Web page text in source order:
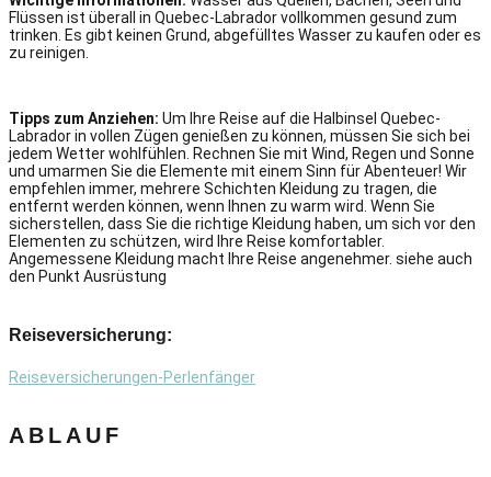
Flüssen ist überall in Quebec-Labrador vollkommen gesund zum
trinken. Es gibt keinen Grund, abgefülltes Wasser zu kaufen oder es
zu reinigen.
Tipps zum Anziehen: Um Ihre Reise auf die Halbinsel Quebec-
Labrador in vollen Zügen genießen zu können, müssen Sie sich bei
jedem Wetter wohlfühlen. Rechnen Sie mit Wind, Regen und Sonne
und umarmen Sie die Elemente mit einem Sinn für Abenteuer! Wir
empfehlen immer, mehrere Schichten Kleidung zu tragen, die
entfernt werden können, wenn Ihnen zu warm wird. Wenn Sie
sicherstellen, dass Sie die richtige Kleidung haben, um sich vor den
Elementen zu schützen, wird Ihre Reise komfortabler.
Angemessene Kleidung macht Ihre Reise angenehmer. siehe auch
den Punkt Ausrüstung
Reiseversicherung:
Reiseversicherungen-Perlenfänger
ABLAUF